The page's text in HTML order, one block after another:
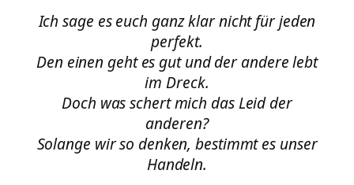
Ich sage es euch ganz klar nicht für jeden
perfekt.
Den einen geht es gut und der andere lebt
im Dreck.
Doch was schert mich das Leid der
anderen?
Solange wir so denken, bestimmt es unser
Handeln.